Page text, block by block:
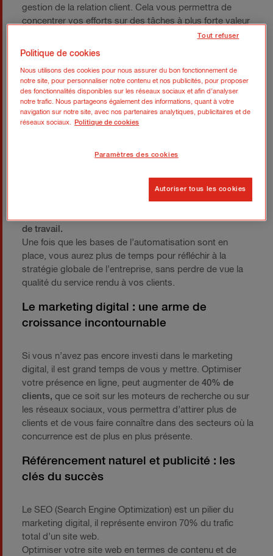
gestion de la relation client. Cela vous permettra de
concentrer vos efforts sur des tâches à plus forte valeur
ajoutée, comme la stratégie de croissance ou
l’amélioration des produits. Utiliser des logiciels de
outils de marketing automation, est désormais
indispensable pour toute entreprise ambitieuse.
Organisez vos processus et
automatisation :
optimisant les tâches courantes, vous éviterez non
seulement la surcharge mais aussi les erreurs humaines,
de travail.
Une fois que les bases de l’automatisation sont en
place, vous aurez plus de temps pour réfléchir à la
stratégie globale de l’entreprise, sans perdre de vue la
qualité du service rendu à vos clients.
Le marketing digital : une arme de
croissance incontournable
Si vous n’avez pas encore investi dans le marketing
digital, il est grand temps de vous y mettre. Optimiser
votre présence en ligne, peut augmenter de 40% de
clients, que ce soit sur les moteurs de recherche ou sur
les réseaux sociaux, vous permettra d’attirer plus de
clients et de vous faire connaître dans des secteurs où la
concurrence est de plus en plus présente.
Référencement naturel et publicité : les
clés du succès
Le SEO (Search Engine Optimization) est un pilier du
marketing digital, il représente environ 70% du trafic
total d’un site web.
Optimiser votre site web en termes de contenu et de
Politique de cookies
Nous utilisons des cookies pour nous assurer du bon fonctionnement de
notre site, pour personnaliser notre contenu et nos publicités, pour proposer
des fonctionnalités disponibles sur les réseaux sociaux et afin d’analyser
notre trafic. Nous partageons également des informations, quant à votre
navigation sur notre site, avec nos partenaires analytiques, publicitaires et de
réseaux sociaux. Politique de cookies
Paramètres des cookies
Tout refuser
Autoriser tous les cookies